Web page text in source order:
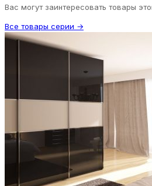
Вас могут заинтересовать товары
Все товары серии →